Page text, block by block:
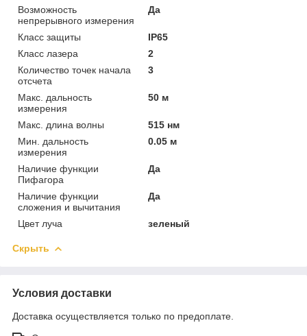
Возможность
непрерывного измерения
Да
Класс защиты
IP65
Класс лазера
2
Количество точек начала
отсчета
3
Макс. дальность
измерения
50 м
Макс. длина волны
515 нм
Мин. дальность
измерения
0.05 м
Наличие функции
Пифагора
Да
Наличие функции
сложения и вычитания
Да
Цвет луча зеленый
Скрыть
Условия доставки
Доставка осуществляется только по предоплате.